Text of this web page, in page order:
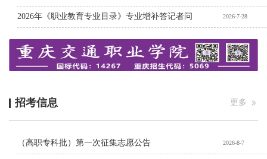
2026年《职业教育专业目录》专业增补答记者问 2026-7-28
招考信息 更多
（高职专科批）第一次征集志愿公告 2026-8-7